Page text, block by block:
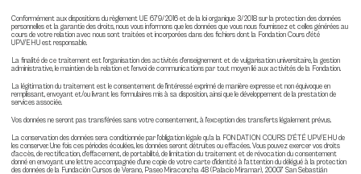
Conformément aux dispositions du règlement UE 679/2016 et de la loi organique 3/2018 sur la protection des données
personnelles et la garantie des droits, nous vous informons que les données que vous nous fournissez et celles générées au
cours de votre relation avec nous sont traitées et incorporées dans des fichiers dont la Fondation Cours d'été
UPV/EHU est responsable.
La finalité de ce traitement est l'organisation des activités d'enseignement et de vulgarisation universitaire, la gestion
administrative, le maintien de la relation et l'envoi de communications par tout moyen lié aux activités de la Fondation.
La légitimation du traitement est le consentement de l'intéressé exprimé de manière expresse et non équivoque en
remplissant, envoyant et/ou livrant les formulaires mis à sa disposition, ainsi que le développement de la prestation de
services associée.
Vos données ne seront pas transférées sans votre consentement, à l'exception des transferts légalement prévus.
La conservation des données sera conditionnée par l'obligation légale qu'a la FONDATION COURS D'ÉTÉ UPV/EHU de
les conserver. Une fois ces périodes écoulées, les données seront détruites ou effacées. Vous pouvez exercer vos droits
d'accès, de rectification, d'effacement, de portabilité, de limitation du traitement et de révocation du consentement
donné en envoyant une lettre accompagnée d'une copie de votre carte d'identité à l'attention du délégué à la protection
des données de la Fundación Cursos de Verano, Paseo Miraconcha 48 (Palacio Miramar), 20007 San Sebastián